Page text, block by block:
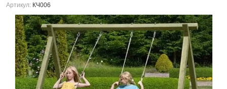
Артикул: КЧ006